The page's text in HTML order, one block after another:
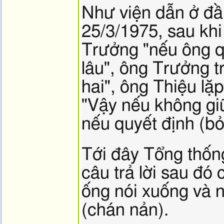
hình
ảnh,
Như viện dẫn ở
25/3/1975, sau
Trưởng "nếu ông
lâu", ông Trưởng
hai", ông Thiệu
"Vậy nếu không
nếu quyết định
Tới đây Tổng
câu trả lời sau đó
ống nói xuống và
(chán nản).